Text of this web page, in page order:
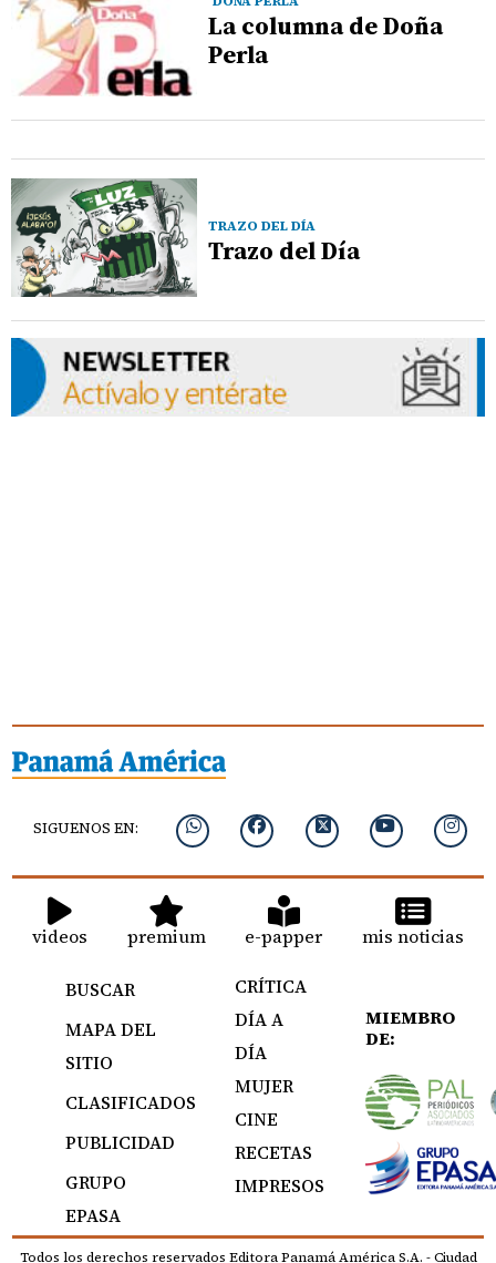
La columna de Doña
Perla
TRAZO DEL DÍA
Trazo del Día
SIGUENOS EN:
videos premium e-papper mis noticias
BUSCAR
MAPA DEL
SITIO
CLASIFICADOS
PUBLICIDAD
GRUPO
EPASA
CRÍTICA
DÍA A
DÍA
MUJER
CINE
RECETAS
IMPRESOS
MIEMBRO
DE:
Todos los derechos reservados Editora Panamá América S.A. - Ciudad